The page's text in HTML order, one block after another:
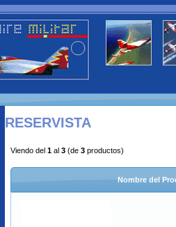
RESERVISTA
Viendo del 1 al 3 (de 3 productos)
Nombre del